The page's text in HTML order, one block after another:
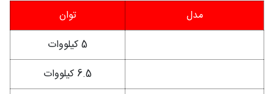
مدل
توان
5 کیلووات
6.5 کیلووات